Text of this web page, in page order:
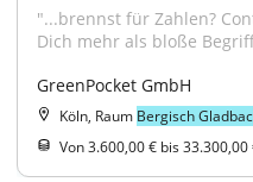
"...brennst für Zahlen?
Dich mehr als bloße
GreenPocket GmbH
Köln, Raum Bergisch
Von 3.600,00 € bis 33.300,00